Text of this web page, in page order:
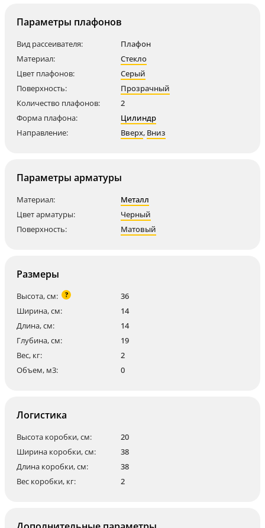
Параметры плафонов
Вид рассеивателя:
Плафон
Материал:
Стекло
Цвет плафонов:
Серый
Поверхность:
Прозрачный
Количество плафонов:
2
Форма плафона:
Цилиндр
Направление:
Вверх, Вниз
Параметры арматуры
Материал:
Металл
Цвет арматуры:
Черный
Поверхность:
Матовый
Размеры
Высота, см: ?
36
Ширина, см:
14
Длина, см:
14
Глубина, см:
19
Вес, кг:
2
Объем, м3:
0
Логистика
Высота коробки, см:
20
Ширина коробки, см:
38
Длина коробки, см:
38
Вес коробки, кг:
2